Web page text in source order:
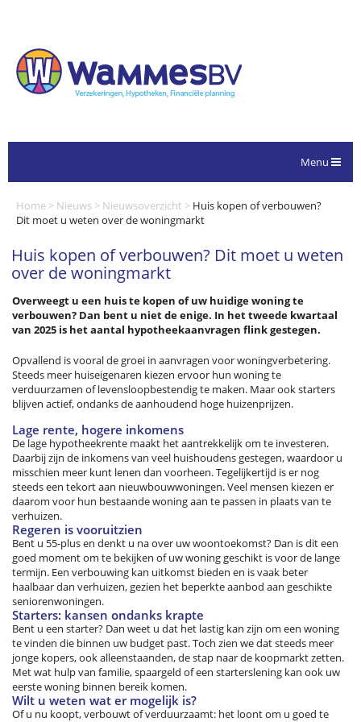
Menu
Home > Nieuws > Nieuwsoverzicht > Huis kopen of verbouwen?
Dit moet u weten over de woningmarkt
Huis kopen of verbouwen? Dit moet u weten
over de woningmarkt
Overweegt u een huis te kopen of uw huidige woning te
verbouwen? Dan bent u niet de enige. In het tweede kwartaal
van 2025 is het aantal hypotheekaanvragen flink gestegen.
Opvallend is vooral de groei in aanvragen voor woningverbetering.
Steeds meer huiseigenaren kiezen ervoor hun woning te
verduurzamen of levensloopbestendig te maken. Maar ook starters
blijven actief, ondanks de aanhoudend hoge huizenprijzen.
Lage rente, hogere inkomens
De lage hypotheekrente maakt het aantrekkelijk om te investeren.
Daarbij zijn de inkomens van veel huishoudens gestegen, waardoor u
misschien meer kunt lenen dan voorheen. Tegelijkertijd is er nog
steeds een tekort aan nieuwbouwwoningen. Veel mensen kiezen er
daarom voor hun bestaande woning aan te passen in plaats van te
verhuizen.
Regeren is vooruitzien
Bent u 55-plus en denkt u na over uw woontoekomst? Dan is dit een
goed moment om te bekijken of uw woning geschikt is voor de lange
termijn. Een verbouwing kan uitkomst bieden en is vaak beter
haalbaar dan verhuizen, gezien het beperkte aanbod aan geschikte
seniorenwoningen.
Starters: kansen ondanks krapte
Bent u een starter? Dan weet u dat het lastig kan zijn om een woning
te vinden die binnen uw budget past. Toch zien we dat steeds meer
jonge kopers, ook alleenstaanden, de stap naar de koopmarkt zetten.
Met wat hulp van familie, spaargeld of een starterslening kan ook uw
eerste woning binnen bereik komen.
Wilt u weten wat er mogelijk is?
Of u nu koopt, verbouwt of verduurzaamt: het loont om u goed te